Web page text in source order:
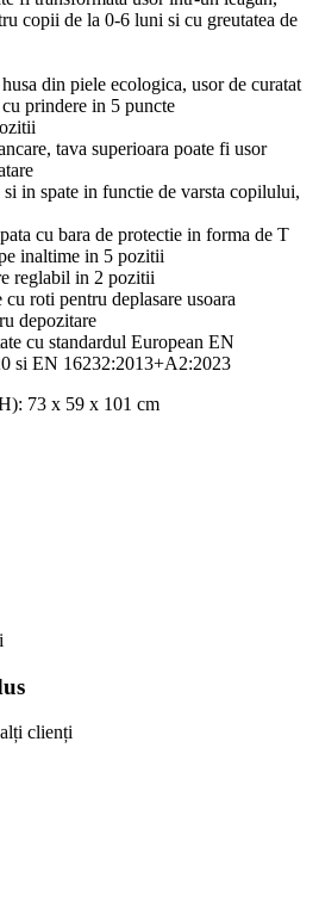
copii de la 0-6 luni si cu greutatea de
din piele ecologica, usor de curatat
prindere in 5 puncte
tava superioara poate fi usor
in spate in functie de varsta copilului,
cu bara de protectie in forma de T
inaltime in 5 pozitii
reglabil in 2 pozitii
roti pentru deplasare usoara
depozitare
cu standardul European EN
si EN 16232:2013+A2:2023
73 x 59 x 101 cm
clienți